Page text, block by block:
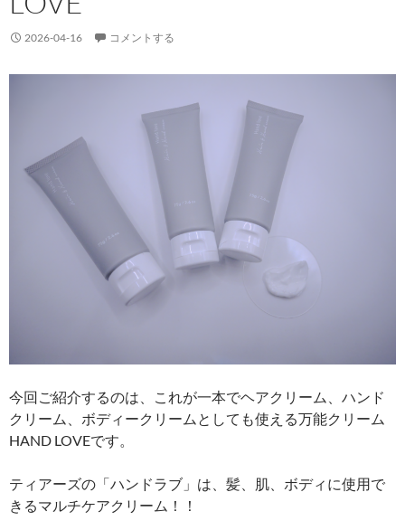
2026-04-16 コメントする
今回ご紹介するのは、これが一本でヘアクリーム、ハンド
クリーム、ボディークリームとしても使える万能クリーム
HAND LOVEです。
ティアーズの「ハンドラブ」は、髪、肌、ボディに使用で
きるマルチケアクリーム！！